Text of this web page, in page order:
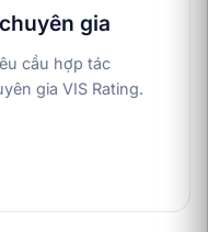
gia
cầu hợp tác
gia VIS Rating.